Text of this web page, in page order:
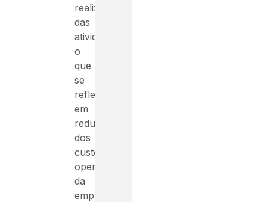
realização
das
atividades,
o
que
se
reflete
em
redução
dos
custos
operacionais
da
empresa.